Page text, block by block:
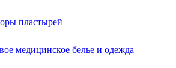
пластырей
медицинское белье и одежда